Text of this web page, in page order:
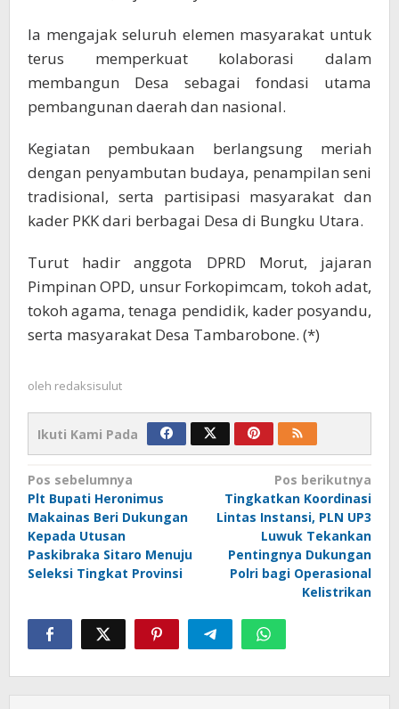
Ia mengajak seluruh elemen masyarakat untuk
terus memperkuat kolaborasi dalam
membangun Desa sebagai fondasi utama
pembangunan daerah dan nasional.
Kegiatan pembukaan berlangsung meriah
dengan penyambutan budaya, penampilan seni
tradisional, serta partisipasi masyarakat dan
kader PKK dari berbagai Desa di Bungku Utara.
Turut hadir anggota DPRD Morut, jajaran
Pimpinan OPD, unsur Forkopimcam, tokoh adat,
tokoh agama, tenaga pendidik, kader posyandu,
serta masyarakat Desa Tambarobone. (*)
oleh redaksisulut
Ikuti Kami Pada
Navigasi
pos
Pos sebelumnya
Plt Bupati Heronimus
Makainas Beri Dukungan
Kepada Utusan
Paskibraka Sitaro Menuju
Seleksi Tingkat Provinsi
Pos berikutnya
Tingkatkan Koordinasi
Lintas Instansi, PLN UP3
Luwuk Tekankan
Pentingnya Dukungan
Polri bagi Operasional
Kelistrikan